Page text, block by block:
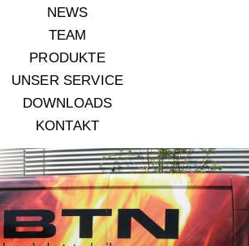
NEWS
TEAM
PRODUKTE
UNSER SERVICE
DOWNLOADS
KONTAKT